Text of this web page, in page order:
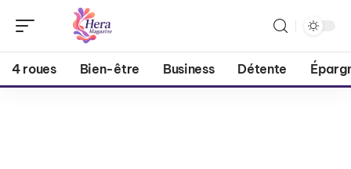
4 roues Bien-être Business Détente